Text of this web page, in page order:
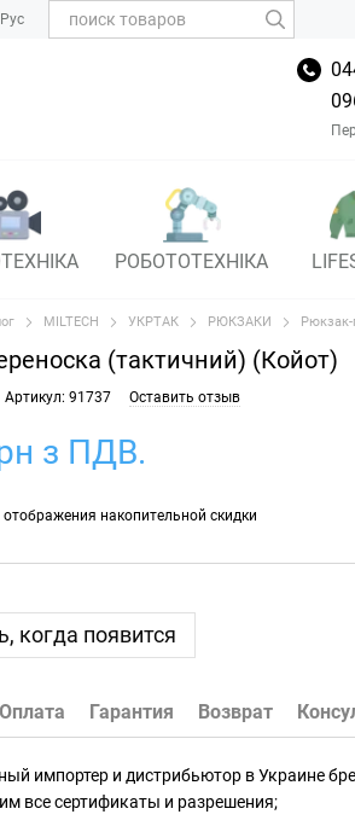
Рус
РОБОТОТЕХНІКА
MILTECH УКРТАК РЮКЗАКИ Рюкзак-
(тактичний) (Койот)
Артикул: 91737 Оставить отзыв
з ПДВ.
отображения накопительной скидки
когда появится
Оплата Гарантия Возврат
импортер и дистрибьютор в Украине
все сертификаты и разрешения;